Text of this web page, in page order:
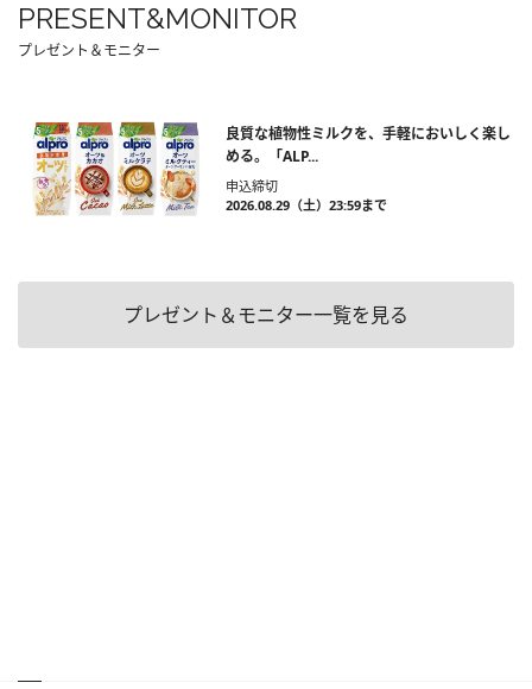
PRESENT&MONITOR
プレゼント＆モニター
良質な植物性ミルクを、手軽においしく楽し
める。「ALP...
申込締切
2026.08.29（土）23:59まで
プレゼント＆モニター一覧を見る